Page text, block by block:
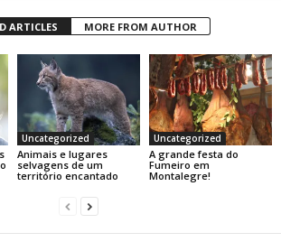
ARTICLES MORE FROM AUTHOR
Uncategorized
Animais e lugares
selvagens de um
território encantado
Uncategorized
A grande festa do
Fumeiro em
Montalegre!